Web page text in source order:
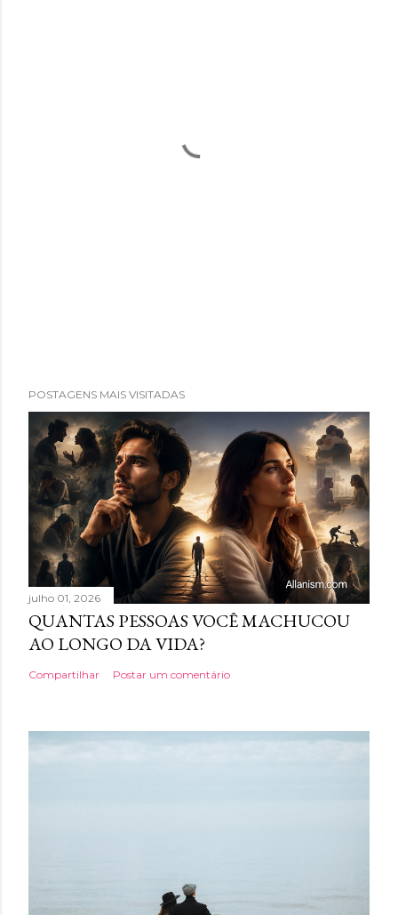
POSTAGENS MAIS VISITADAS
julho 01, 2026
QUANTAS PESSOAS VOCÊ MACHUCOU
AO LONGO DA VIDA?
Compartilhar Postar um comentário